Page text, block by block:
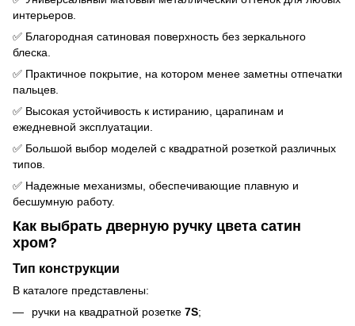
интерьеров.
✅ Благородная сатиновая поверхность без зеркального
блеска.
✅ Практичное покрытие, на котором менее заметны отпечатки
пальцев.
✅ Высокая устойчивость к истиранию, царапинам и
ежедневной эксплуатации.
✅ Большой выбор моделей с квадратной розеткой различных
типов.
✅ Надежные механизмы, обеспечивающие плавную и
бесшумную работу.
Как выбрать дверную ручку цвета сатин
хром?
Тип конструкции
В каталоге представлены:
ручки на квадратной розетке 7S;